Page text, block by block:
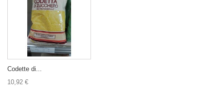
Codette di...
10,92 €